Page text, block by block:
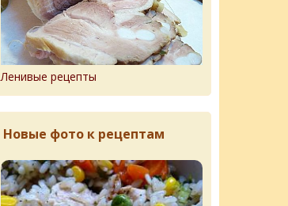
Ленивые рецепты
Новые фото к рецептам